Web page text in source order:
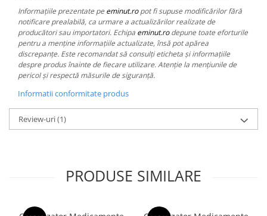
Informațiile prezentate pe eminut.ropot fi supuse modificărilor fără
notificare prealabilă, ca urmare a actualizărilor realizate de
producători sau importatori. Echipa eminut.rodepune toate eforturile
pentru a menține informațiile actualizate, însă pot apărea
discrepanțe. Este recomandat să consulți eticheta și informațiile
despre produs înainte de fiecare utilizare. Atenție la mențiunile de
pericol și respectă măsurile de siguranță.
Informatii conformitate produs
Review-uri(1)
PRODUSE SIMILARE